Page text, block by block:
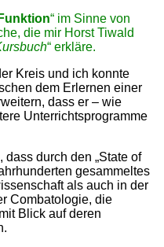
Funktion“ im Sinne von
die mir Horst Tiwald
“ erkläre.
Kreis und ich konnte
dem Erlernen einer
dass er – wie
Unterrichtsprogramme
durch den „State of
gesammeltes
als auch in der
Combatologie, die
Blick auf deren